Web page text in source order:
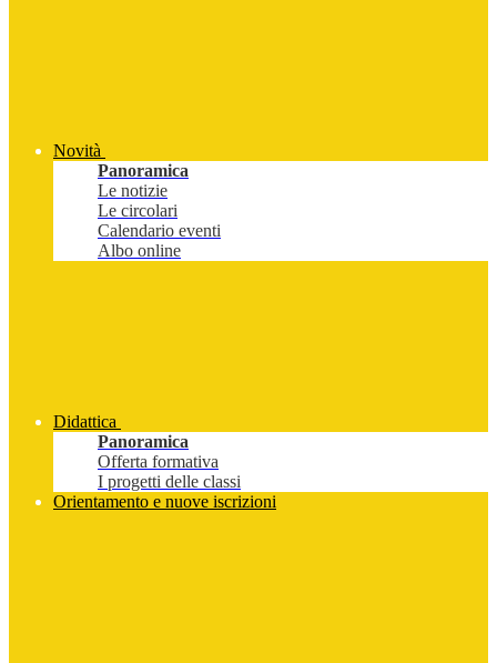
Novità
Panoramica
Le notizie
Le circolari
Calendario eventi
Albo online
Didattica
Panoramica
Offerta formativa
I progetti delle classi
Orientamento e nuove iscrizioni